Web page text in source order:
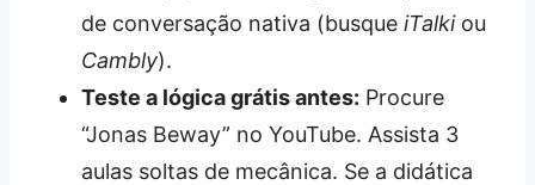
de conversação nativa (busque iTalkiou
Cambly).
Teste a lógica grátis antes: Procure
“Jonas Beway” no YouTube. Assista 3
aulas soltas de mecânica. Se a didática